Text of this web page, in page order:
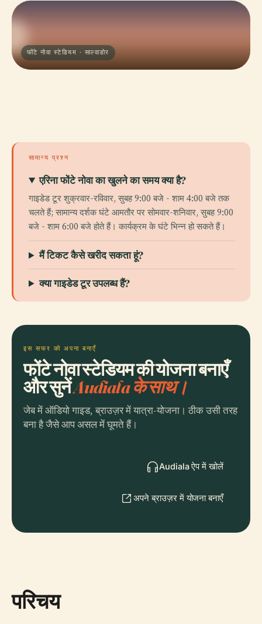
फोंटे नोवा स्टेडियम · साल्वाडोर
सामान्य प्रश्न
एरिना फोंटे नोवा का खुलने का समय क्या है?
गाइडेड टूर शुक्रवार-रविवार, सुबह 9:00 बजे - शाम 4:00 बजे तक
चलते हैं; सामान्य दर्शक घंटे आमतौर पर सोमवार-शनिवार, सुबह 9:00
बजे - शाम 6:00 बजे होते हैं। कार्यक्रम के घंटे भिन्न हो सकते हैं।
मैं टिकट कैसे खरीद सकता हूं?
क्या गाइडेड टूर उपलब्ध हैं?
इस सफर को अपना बनाएँ
फोंटे नोवा स्टेडियम की योजना बनाएँ
और सुनेंAudiala के साथ।
जेब में ऑडियो गाइड, ब्राउज़र में यात्रा-योजना। ठीक उसी तरह
बना है जैसे आप असल में घूमते हैं।
Audiala ऐप में खोलें
अपने ब्राउज़र में योजना बनाएँ
परिचय